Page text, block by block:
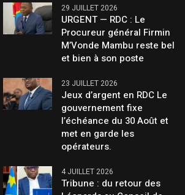
29 JUILLET 2026
URGENT — RDC : Le
Procureur général Firmin
M’Vonde Mambu reste bel
et bien à son poste
23 JUILLET 2026
Jeux d’argent en RDC Le
gouvernement fixe
l’échéance du 30 Août et
met en garde les
opérateurs.
4 JUILLET 2026
Tribune : du retour des